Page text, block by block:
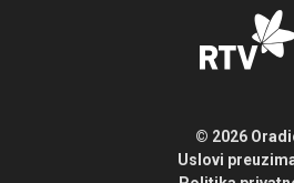
© 2026
Uslovi